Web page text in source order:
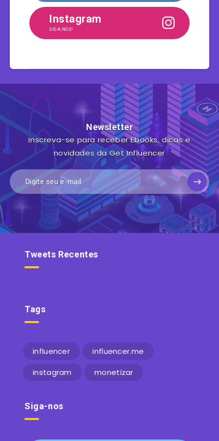
Instagram
SIGA-NOS!
Newsletter
Inscreva-se para receber Ebooks, dicas e
novidades da Get Influencer
Tweets Recentes
Tags
influencer influencer.me
instagram monetizar
Siga-nos